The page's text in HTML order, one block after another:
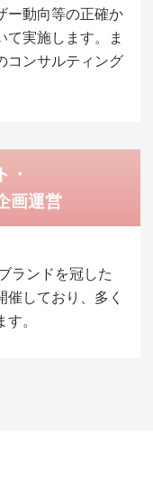
ー動向等の正確か
て実施します。ま
コンサルティング
・
画運営
ランドを冠した
しており、多く
。